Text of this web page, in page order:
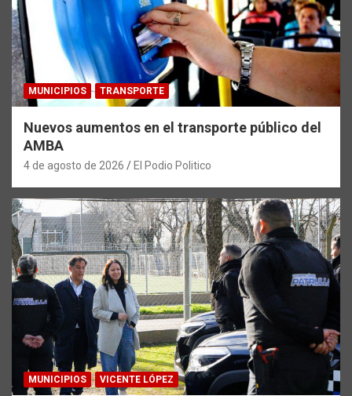
MUNICIPIOS TRANSPORTE
Nuevos aumentos en el transporte público del
AMBA
4 de agosto de 2026 El Podio Politico
MUNICIPIOS VICENTE LÓPEZ